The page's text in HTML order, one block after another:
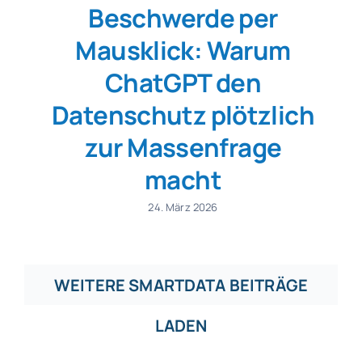
Beschwerde per
Mausklick: Warum
ChatGPT den
Datenschutz plötzlich
zur Massenfrage
macht
24. März 2026
WEITERE SMARTDATA BEITRÄGE
LADEN